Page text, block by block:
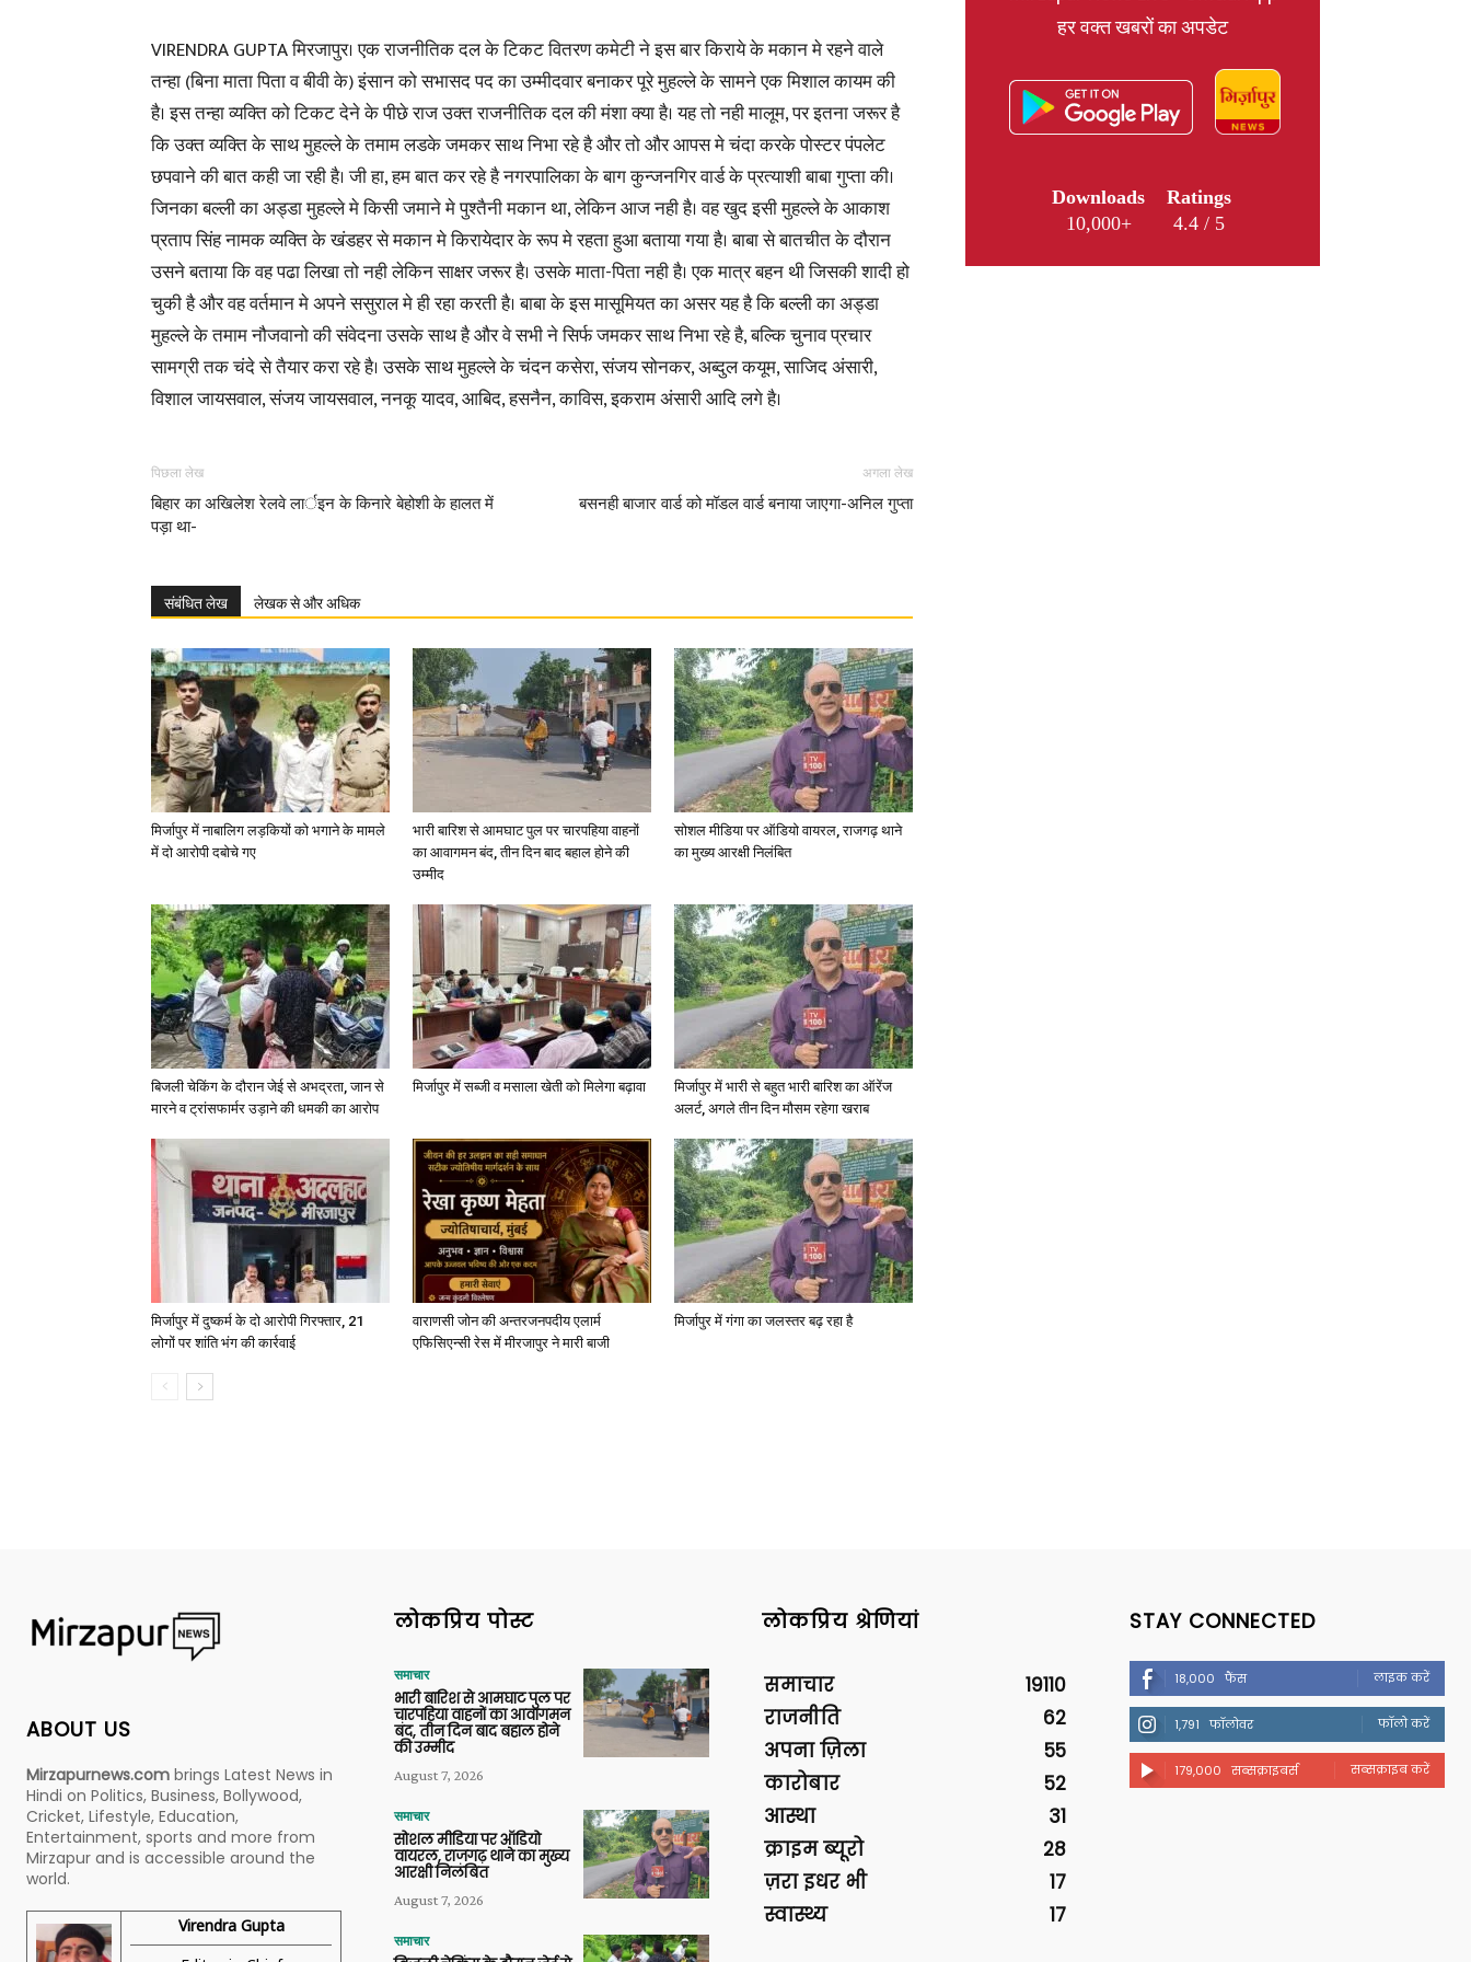
News,
Latest
News
Hindi,
Today
Hindi
News
Paper
VIRENDRA GUPTA मिरजापुर। एक राजनीतिक दल के टिकट वितरण कमेटी ने इस बार किराये के मकान मे रहने वाले
तन्हा (बिना माता पिता व बीवी के) इंसान को सभासद पद का उम्मीदवार बनाकर पूरे मुहल्ले के सामने एक मिशाल कायम की
है। इस तन्हा व्यक्ति को टिकट देने के पीछे राज उक्त राजनीतिक दल की मंशा क्या है। यह तो नही मालूम, पर इतना जरूर है
कि उक्त व्यक्ति के साथ मुहल्ले के तमाम लडके जमकर साथ निभा रहे है और तो और आपस मे चंदा करके पोस्टर पंपलेट
छपवाने की बात कही जा रही है। जी हा, हम बात कर रहे है नगरपालिका के बाग कुन्जनगिर वार्ड के प्रत्याशी बाबा गुप्ता की।
जिनका बल्ली का अड्डा मुहल्ले मे किसी जमाने मे पुश्तैनी मकान था, लेकिन आज नही है। वह खुद इसी मुहल्ले के आकाश
प्रताप सिंह नामक व्यक्ति के खंडहर से मकान मे किरायेदार के रूप मे रहता हुआ बताया गया है। बाबा से बातचीत के दौरान
उसने बताया कि वह पढा लिखा तो नही लेकिन साक्षर जरूर है। उसके माता-पिता नही है। एक मात्र बहन थी जिसकी शादी हो
चुकी है और वह वर्तमान मे अपने ससुराल मे ही रहा करती है। बाबा के इस मासूमियत का असर यह है कि बल्ली का अड्डा
मुहल्ले के तमाम नौजवानो की संवेदना उसके साथ है और वे सभी ने सिर्फ जमकर साथ निभा रहे है, बल्कि चुनाव प्रचार
सामग्री तक चंदे से तैयार करा रहे है। उसके साथ मुहल्ले के चंदन कसेरा, संजय सोनकर, अब्दुल कयूम, साजिद अंसारी,
विशाल जायसवाल, संजय जायसवाल, ननकू यादव, आबिद, हसनैन, काविस, इकराम अंसारी आदि लगे है।
पिछला लेख
बिहार का अखिलेश रेलवे लार्इन के किनारे बेहोशी के हालत में
पड़ा था-
अगला लेख
बसनही बाजार वार्ड को मॉडल वार्ड बनाया जाएगा-अनिल गुप्ता
संबंधित लेख लेखक से और अधिक
मिर्जापुर में नाबालिग लड़कियों को भगाने के मामले
में दो आरोपी दबोचे गए
भारी बारिश से आमघाट पुल पर चारपहिया वाहनों
का आवागमन बंद, तीन दिन बाद बहाल होने की
उम्मीद
सोशल मीडिया पर ऑडियो वायरल, राजगढ़ थाने
का मुख्य आरक्षी निलंबित
बिजली चेकिंग के दौरान जेई से अभद्रता, जान से
मारने व ट्रांसफार्मर उड़ाने की धमकी का आरोप
मिर्जापुर में सब्जी व मसाला खेती को मिलेगा बढ़ावा
मिर्जापुर में भारी से बहुत भारी बारिश का ऑरेंज
अलर्ट, अगले तीन दिन मौसम रहेगा खराब
मिर्जापुर में दुष्कर्म के दो आरोपी गिरफ्तार, 21
लोगों पर शांति भंग की कार्रवाई
वाराणसी जोन की अन्तरजनपदीय एलार्म
एफिसिएन्सी रेस में मीरजापुर ने मारी बाजी
मिर्जापुर में गंगा का जलस्तर बढ़ रहा है
हर वक्त खबरों का अपडेट
Downloads
10,000+
Ratings
4.4 / 5
ABOUT US
Mirzapurnews.com brings Latest News in
Hindi on Politics, Business, Bollywood,
Cricket, Lifestyle, Education,
Entertainment, sports and more from
Mirzapur and is accessible around the
world.
Virendra Gupta
लोकप्रिय पोस्ट
समाचार
भारी बारिश से आमघाट पुल पर
चारपहिया वाहनों का आवागमन
बंद, तीन दिन बाद बहाल होने
की उम्मीद
August 7, 2026
समाचार
सोशल मीडिया पर ऑडियो
वायरल, राजगढ़ थाने का मुख्य
आरक्षी निलंबित
August 7, 2026
समाचार
लोकप्रिय श्रेणियां
समाचार
19110
राजनीति
62
अपना ज़िला
55
कारोबार
52
आस्था
31
क्राइम ब्यूरो
28
ज़रा इधर भी
17
स्वास्थ्य
17
STAY CONNECTED
18,000 फैंस लाइक करें
1,791 फॉलोवर फॉलो करें
179,000 सब्सक्राइबर्स सब्सक्राइब करें